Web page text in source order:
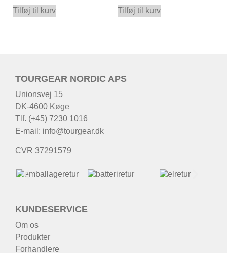
Tilføj til kurv Tilføj til kurv
TOURGEAR NORDIC APS
Unionsvej 15
DK-4600 Køge
Tlf. (+45) 7230 1016
E-mail: info@tourgear.dk
CVR 37291579
KUNDESERVICE
Om os
Produkter
Forhandlere